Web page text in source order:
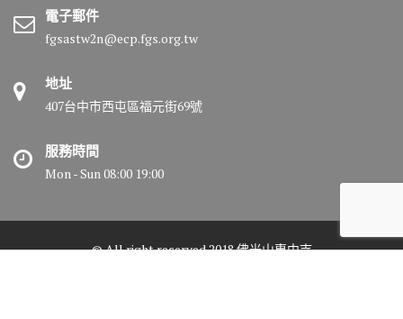
電子郵件
fgsastw2n@ecp.fgs.org.tw
地址
407台中市西屯區福元街69號
服務時間
Mon - Sun 08:00 19:00
© All right reserved 2018 佛光山惠中寺